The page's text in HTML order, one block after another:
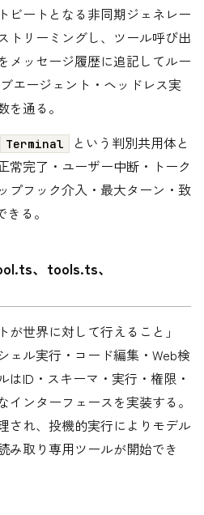
ビートとなる非同期ジェネレー
トリーミングし、ツール呼び出
メッセージ履歴に追記してルー
エージェント・ヘッドレス実
通る。
Terminal
という判別共用体と
常完了・ユーザー中断・トーク
プフック介入・最大ターン・致
る。
、tools.ts、
世界に対して行えること」
ル実行・コード編集・Web検
はID・スキーマ・実行・権限・
インターフェースを実装する。
され、投機的実行によりモデル
み取り専用ツールが開始でき